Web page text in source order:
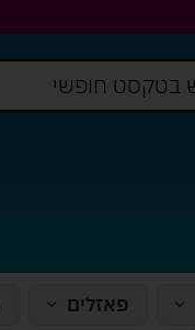
פאזלים